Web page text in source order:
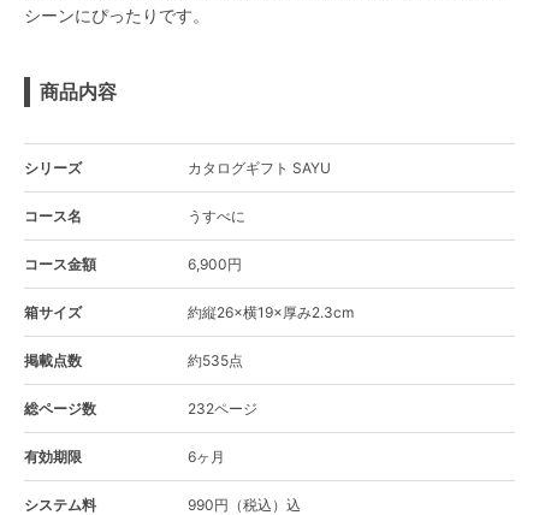
シーンにぴったりです。
商品内容
シリーズ カタログギフト SAYU
コース名 うすべに
コース金額 6,900円
箱サイズ 約縦26×横19×厚み2.3cm
掲載点数 約535点
総ページ数 232ページ
有効期限 6ヶ月
システム料 990円（税込）込